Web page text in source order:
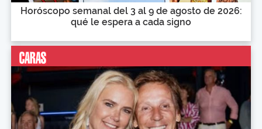
Horóscopo semanal del 3 al 9 de agosto de 2026:
qué le espera a cada signo